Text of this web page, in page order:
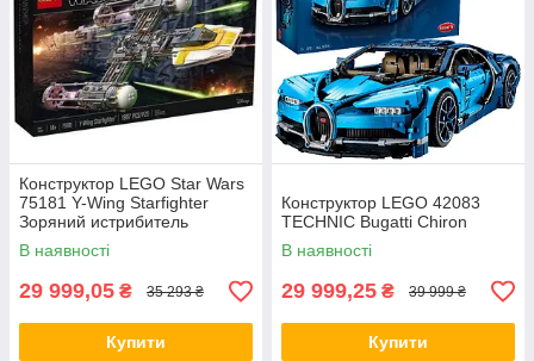
ІДЕАЛЬНЕ СТИКУВАННЯ
Надійне та міцне з'єднання між елементами
забезпечують спеціальні кріплення. Завдяки
цьому Лего конструктор у будь-якому вигляді, чи
то статичний макет будівлі, чи рухливі роботи
або механізми, відрізняється ідеальною
стиковкою.
Конструктор LEGO Star Wars
75181 Y-Wing Starfighter
Зоряний истрибитель
В наявності
29 999,05 ₴ 35 293 ₴
Купити
Конструктор LEGO 42083
TECHNIC Bugatti Chiron
В наявності
29 999,25 ₴ 39 999 ₴
Купити